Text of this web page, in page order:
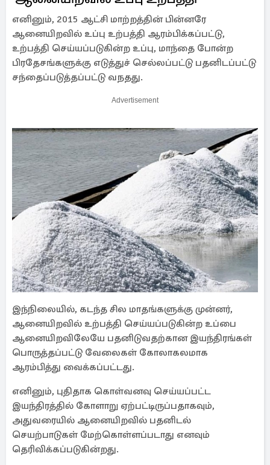
எனினும், 2015 ஆட்சி மாற்றத்தின் பின்னரே
ஆனையிறவில் உப்பு உற்பத்தி ஆரம்பிக்கப்பட்டு,
உற்பத்தி செய்யப்படுகின்ற உப்பு, மாந்தை போன்ற
பிரதேசங்களுக்கு எடுத்துச் செல்லப்பட்டு பதனிடப்பட்டு
சந்தைப்படுத்தப்பட்டு வநதது.
Advertisement
இந்நிலையில், கடந்த சில மாதங்களுக்கு முன்னர்,
ஆனையிறவில் உற்பத்தி செய்யப்படுகின்ற உப்பை
ஆனையிறவிலேயே பதனிடுவதற்கான இயந்திரங்கள்
பொருத்தப்பட்டு வேலைகள் கோலாகலமாக
ஆரம்பித்து வைக்கப்பட்டது.
எனினும், புதிதாக கொள்வனவு செய்யப்பட்ட
இயந்திரத்தில் கோளாறு ஏற்பட்டிருப்பதாகவும்,
அதுவரையில் ஆனையிறவில் பதனிடல்
செயற்பாடுகள் மேற்கொள்ளப்படாது எனவும்
தெரிவிக்கப்படுகின்றது.